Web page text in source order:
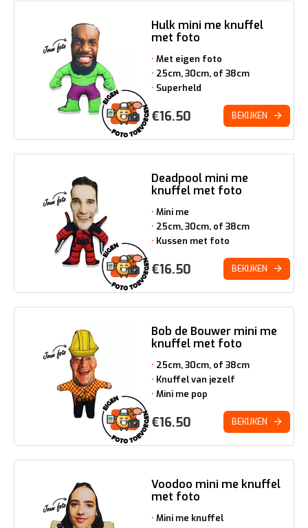
Hulk mini me knuffel
met foto
Met eigen foto
25cm, 30cm, of 38cm
Superheld
€16.50 BEKIJKEN
Deadpool mini me
knuffel met foto
Mini me
25cm, 30cm, of 38cm
Kussen met foto
€16.50 BEKIJKEN
Bob de Bouwer mini me
knuffel met foto
25cm, 30cm, of 38cm
Knuffel van jezelf
Mini me pop
€16.50 BEKIJKEN
Voodoo mini me knuffel
met foto
Mini me knuffel